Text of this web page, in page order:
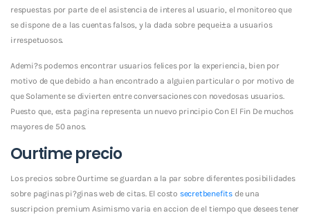
respuestas por parte de el asistencia de interes al usuario, el monitoreo que
se dispone de a las cuentas falsos, y la dada sobre pequei±a a usuarios
irrespetuosos.
Ademi?s podemos encontrar usuarios felices por la experiencia, bien por
motivo de que debido a han encontrado a alguien particular o por motivo de
que Solamente se divierten entre conversaciones con novedosas usuarios.
Puesto que, esta pagina representa un nuevo principio Con El Fin De muchos
mayores de 50 anos.
Ourtime precio
Los precios sobre Ourtime se guardan a la par sobre diferentes posibilidades
sobre paginas pi?ginas web de citas. El costo secretbenefits de una
suscripcion premium Asimismo varia en accion de el tiempo que desees tener